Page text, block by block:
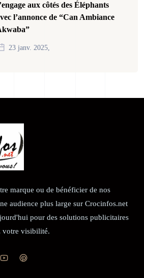
aux côtés des Éléphants
l’annonce de “Can Ambiance
23 janv. 2025,
marque ou de bénéficier de nos
audience plus large sur Crocinfos.net
pour des solutions publicitaires
votre visibilité.